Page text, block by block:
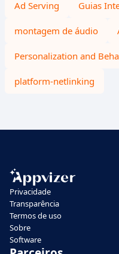
Ad Serving Guias
montagem de áudio
Personalization and
platform-netlinking
Privacidade
Transparência
Termos de uso
Sobre
Software